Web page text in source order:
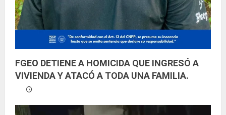
FGEO DETIENE A HOMICIDA QUE INGRESÓ A
VIVIENDA Y ATACÓ A TODA UNA FAMILIA.